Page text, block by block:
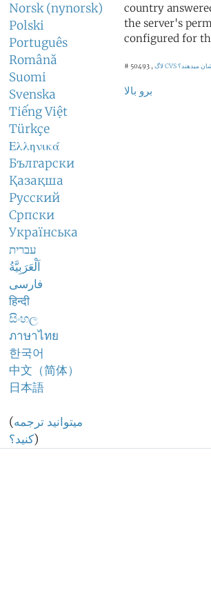
Norsk (nynorsk)
Polski
Português
Română
Suomi
Svenska
Tiếng Việt
Türkçe
Ελληνικά
Български
Қазақша
Русский
Српски
Українська
עברית
اَلْعَرَبِيَّةُ
فارسی
हिन्दी
සිංහල
ภาษาไทย
한국어
中文（简体）
日本語
(میتوانید ترجمه
کنید؟)
country
the server's
configured for
# 50493 , لاگ CVSمیدهند؟
برو بالا